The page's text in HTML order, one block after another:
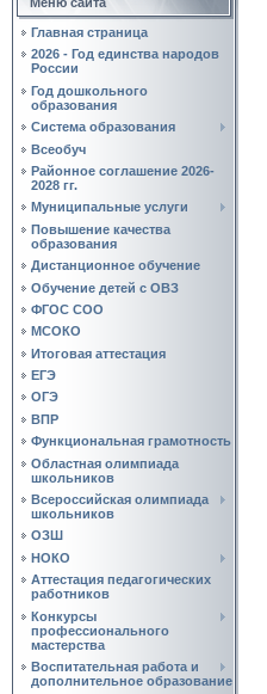
Главная страница
2026 - Год единства народов
России
Год дошкольного
образования
Система образования
Всеобуч
Районное соглашение 2026-
2028 гг.
Муниципальные услуги
Повышение качества
образования
Дистанционное обучение
Обучение детей с ОВЗ
ФГОС СОО
МСОКО
Итоговая аттестация
ЕГЭ
ОГЭ
ВПР
Функциональная грамотность
Областная олимпиада
школьников
Всероссийская олимпиада
школьников
ОЗШ
НОКО
Аттестация педагогических
работников
Конкурсы
профессионального
мастерства
Воспитательная работа и
дополнительное образование